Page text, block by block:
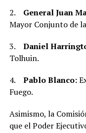
2. General Juan
Mayor Conjunto de
3. Daniel
Tolhuin.
4. Pablo Blanco:
Fuego.
Asimismo, la
que el Poder